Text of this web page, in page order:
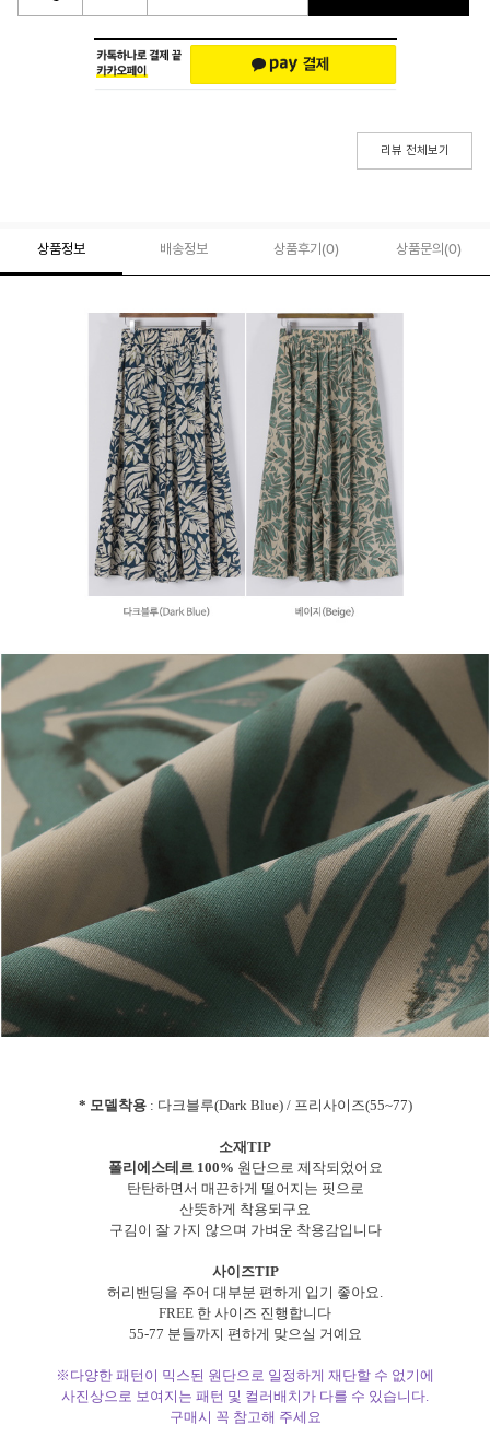
리뷰 전체보기
상품정보 배송정보 상품후기(0) 상품문의 (0)
* 모델착용: 다크블루(Dark Blue) / 프리사이즈(55~77)
소재TIP
폴리에스테르 100% 원단으로 제작되었어요
탄탄하면서 매끈하게 떨어지는 핏으로
산뜻하게 착용되구요
구김이 잘 가지 않으며 가벼운 착용감입니다
사이즈TIP
허리밴딩을 주어 대부분 편하게 입기 좋아요.
FREE 한 사이즈 진행합니다
55-77 분들까지 편하게 맞으실 거예요
※다양한 패턴이 믹스된 원단으로 일정하게 재단할 수 없기에
사진상으로 보여지는 패턴 및 컬러배치가 다를 수 있습니다.
구매시 꼭 참고해 주세요